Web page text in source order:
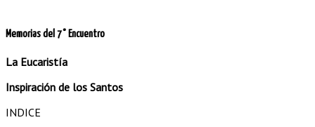
Memorias del 7° Encuentro
La Eucaristía
Inspiración de los Santos
INDICE